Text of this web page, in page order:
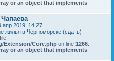
or an object that implements
апр 2019, 14:27
жилья в Черноморске (сдать)
Extension/Core.php on line 1266:
or an object that implements